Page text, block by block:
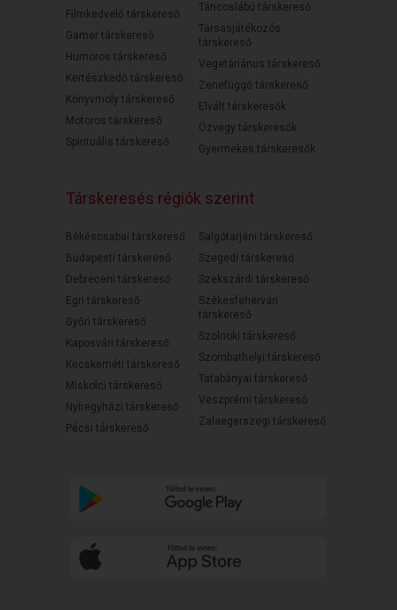
Filmkedvelő társkereső
Gamer társkereső
Humoros társkereső
Kertészkedő társkereső
Könyvmoly társkereső
Motoros társkereső
Spirituális társkereső
Táncoslábú társkereső
Társasjátékozós
társkereső
Vegetáriánus társkereső
Zenefüggő társkereső
Elvált társkeresők
Özvegy társkeresők
Gyermekes társkeresők
Társkeresés régiók szerint
Békéscsabai társkereső
Budapesti társkereső
Debreceni társkereső
Egri társkereső
Győri társkereső
Kaposvári társkereső
Kecskeméti társkereső
Miskolci társkereső
Nyíregyházi társkereső
Pécsi társkereső
Salgótarjáni társkereső
Szegedi társkereső
Szekszárdi társkereső
Székesfehérvári
társkereső
Szolnoki társkereső
Szombathelyi társkereső
Tatabányai társkereső
Veszprémi társkereső
Zalaegerszegi társkereső